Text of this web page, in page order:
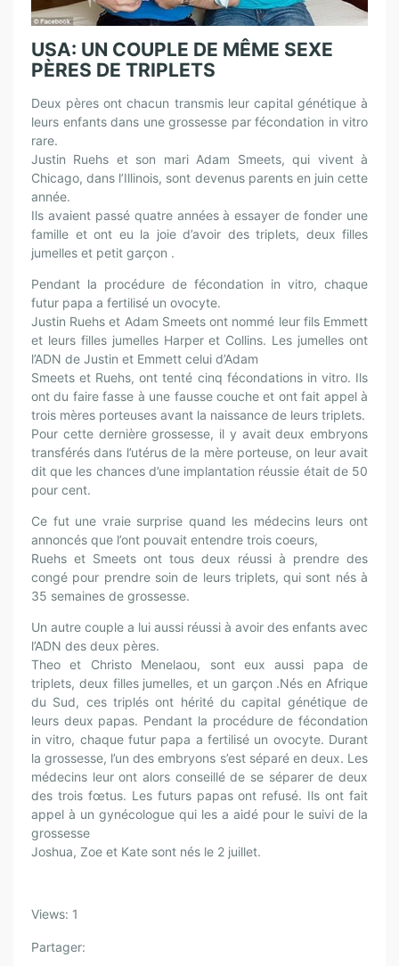
USA: UN COUPLE DE MÊME SEXE
PÈRES DE TRIPLETS
Deux pères ont chacun transmis leur capital génétique à
leurs enfants dans une grossesse par fécondation in vitro
rare.
Justin Ruehs et son mari Adam Smeets, qui vivent à
Chicago, dans l’Illinois, sont devenus parents en juin cette
année.
Ils avaient passé quatre années à essayer de fonder une
famille et ont eu la joie d’avoir des triplets, deux filles
jumelles et petit garçon .
Pendant la procédure de fécondation in vitro, chaque
futur papa a fertilisé un ovocyte.
Justin Ruehs et Adam Smeets ont nommé leur fils Emmett
et leurs filles jumelles Harper et Collins. Les jumelles ont
l’ADN de Justin et Emmett celui d’Adam
Smeets et Ruehs, ont tenté cinq fécondations in vitro. Ils
ont du faire fasse à une fausse couche et ont fait appel à
trois mères porteuses avant la naissance de leurs triplets.
Pour cette dernière grossesse, il y avait deux embryons
transférés dans l’utérus de la mère porteuse, on leur avait
dit que les chances d’une implantation réussie était de 50
pour cent.
Ce fut une vraie surprise quand les médecins leurs ont
annoncés que l’ont pouvait entendre trois coeurs,
Ruehs et Smeets ont tous deux réussi à prendre des
congé pour prendre soin de leurs triplets, qui sont nés à
35 semaines de grossesse.
Un autre couple a lui aussi réussi à avoir des enfants avec
l’ADN des deux pères.
Theo et Christo Menelaou, sont eux aussi papa de
triplets, deux filles jumelles, et un garçon .Nés en Afrique
du Sud, ces triplés ont hérité du capital génétique de
leurs deux papas. Pendant la procédure de fécondation
in vitro, chaque futur papa a fertilisé un ovocyte. Durant
la grossesse, l’un des embryons s’est séparé en deux. Les
médecins leur ont alors conseillé de se séparer de deux
des trois fœtus. Les futurs papas ont refusé. Ils ont fait
appel à un gynécologue qui les a aidé pour le suivi de la
grossesse
Joshua, Zoe et Kate sont nés le 2 juillet.
Views: 1
Partager: